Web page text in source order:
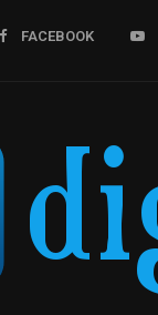
FACEBOOK